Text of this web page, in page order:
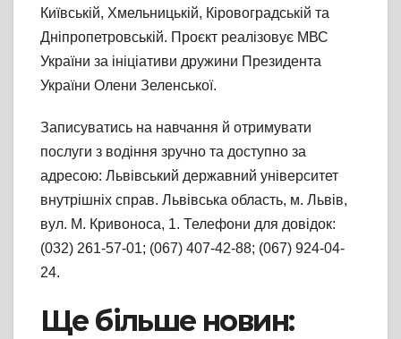
Київській, Хмельницькій, Кіровоградській та
Дніпропетровській. Проєкт реалізовує МВС
України за ініціативи дружини Президента
України Олени Зеленської.
Записуватись на навчання й отримувати
послуги з водіння зручно та доступно за
адресою: Львівський державний університет
внутрішніх справ. Львівська область, м. Львів,
вул. М. Кривоноса, 1. Телефони для довідок:
(032) 261-57-01; (067) 407-42-88; (067) 924-04-
24.
Ще більше новин: